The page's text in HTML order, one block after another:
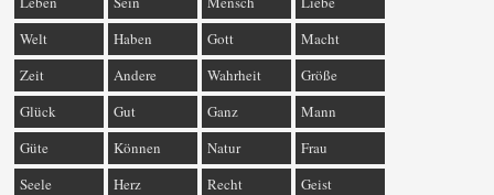
Welt
Haben Gott
Macht
Zeit
Andere Wahrheit
Größe
Glück
Gut Ganz
Mann
Güte
Können Natur
Frau
Seele
Herz Recht
Geist